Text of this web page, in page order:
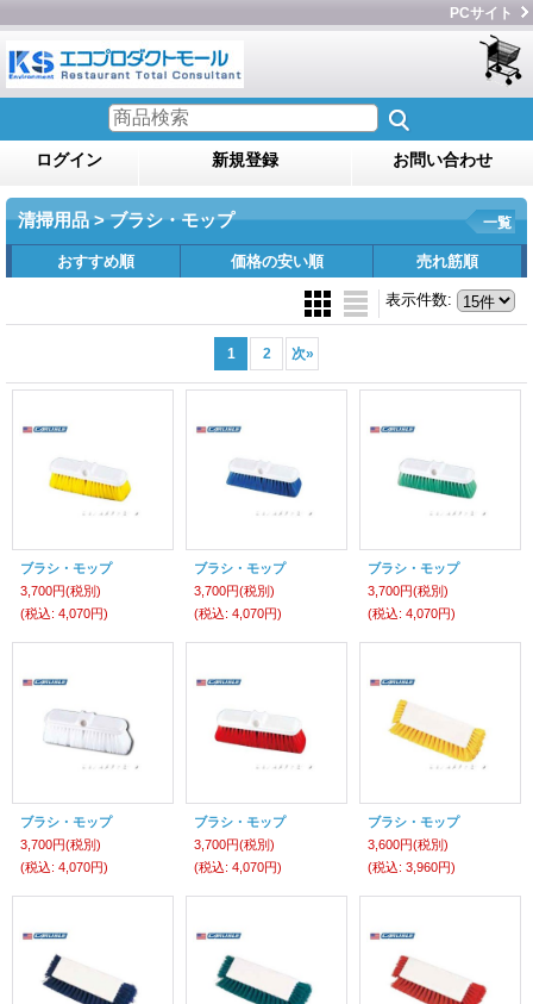
PCサイト
ログイン 新規登録 お問い合わせ
清掃用品 > ブラシ・モップ 一覧
おすすめ順 価格の安い順 売れ筋順
表示件数:
1 2 次»
ブラシ・モップ
3,700円(税別)
(税込: 4,070円)
ブラシ・モップ
3,700円(税別)
(税込: 4,070円)
ブラシ・モップ
3,700円(税別)
(税込: 4,070円)
ブラシ・モップ
3,700円(税別)
(税込: 4,070円)
ブラシ・モップ
3,700円(税別)
(税込: 4,070円)
ブラシ・モップ
3,600円(税別)
(税込: 3,960円)